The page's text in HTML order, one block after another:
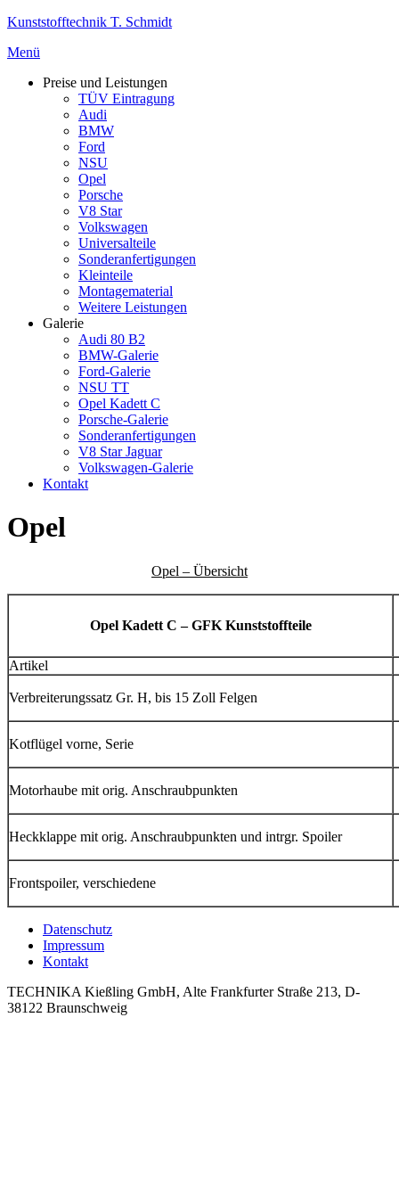
Zum
springen
Kunststofftechnik T. Schmidt
Menü
Preise und Leistungen
TÜV Eintragung
Audi
BMW
Ford
NSU
Opel
Porsche
V8 Star
Volkswagen
Universalteile
Sonderanfertigungen
Kleinteile
Montagematerial
Weitere Leistungen
Galerie
Audi 80 B2
BMW-Galerie
Ford-Galerie
NSU TT
Opel Kadett C
Porsche-Galerie
Sonderanfertigungen
V8 Star Jaguar
Volkswagen-Galerie
Kontakt
Opel
Opel – Übersicht
Opel Kadett C – GFK Kunststoffteile
Artikel
Verbreiterungssatz Gr. H, bis 15 Zoll Felgen
Kotflügel vorne, Serie
Motorhaube mit orig. Anschraubpunkten
Heckklappe mit orig. Anschraubpunkten und intrgr. Spoiler
Frontspoiler, verschiedene
Datenschutz
Impressum
Kontakt
TECHNIKA Kießling GmbH, Alte Frankfurter Straße 213, D-
38122 Braunschweig